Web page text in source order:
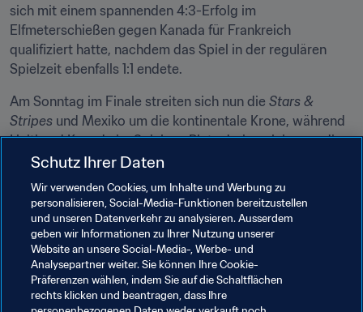
sich mit einem spannenden 4:3-Erfolg im
Elfmeterschießen gegen Kanada für Frankreich
qualifiziert hatte, nachdem das Spiel in der regulären
Spielzeit ebenfalls 1:1 endete.
Am Sonntag im Finale streiten sich nun die Stars &
Stripes und Mexiko um die kontinentale Krone, während
Haiti und Kanada im Spiel um Platz drei noch immer die
Chance haben, die Qualifikation für die
Weltmeisterschaft zu schaffen und sich das letzte Ticket
zu schnappen.
Verwandte Themen
Turniere
Schutz Ihrer Daten
Wir verwenden Cookies, um Inhalte und Werbung zu
personalisieren, Social-Media-Funktionen bereitzustellen
und unseren Datenverkehr zu analysieren. Ausserdem
geben wir Informationen zu Ihrer Nutzung unserer
Website an unsere Social-Media-, Werbe- und
Analysepartner weiter. Sie können Ihre Cookie-
Präferenzen wählen, indem Sie auf die Schaltflächen
rechts klicken und beantragen, dass Ihre